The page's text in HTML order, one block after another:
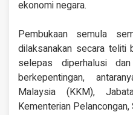
ekonomi negara.
Pembukaan semula
dilaksanakan secara teliti
selepas diperhalusi
berkepentingan,
Malaysia (KKM),
Kementerian Pelancongan,